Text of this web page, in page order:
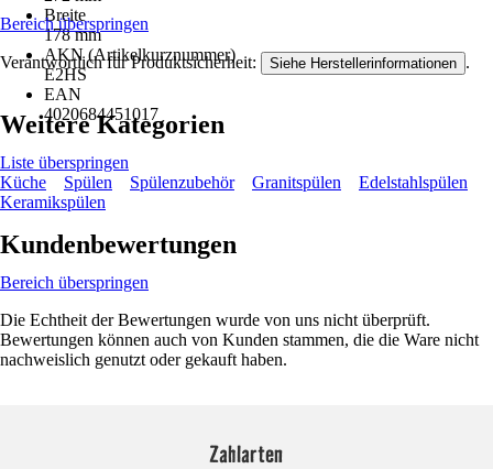
Breite
178 mm
AKN (Artikelkurznummer)
E2HS
EAN
4020684451017
Bereich überspringen
Verantwortlich für Produktsicherheit: Siehe Herstellerinformationen .
Weitere Kategorien
Liste überspringen
Küche
Spülen Spülenzubehör Granitspülen
Edelstahlspülen
Keramikspülen
Kundenbewertungen
Bereich überspringen
Die Echtheit der Bewertungen wurde von uns nicht überprüft.
Bewertungen können auch von Kunden stammen, die die Ware nicht
nachweislich genutzt oder gekauft haben.
Zahlarten